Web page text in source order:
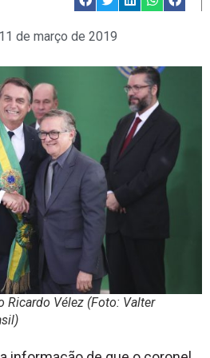
11 de março de 2019
Vélez (Foto: Valter